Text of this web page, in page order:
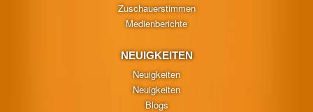
Zuschauerstimmen
Medienberichte
NEUIGKEITEN
Neuigkeiten
Neuigkeiten
Blogs